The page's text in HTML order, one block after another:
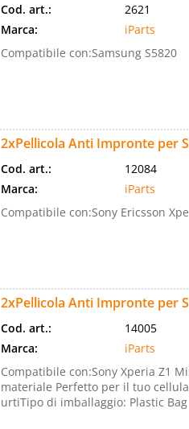
Cod. art.:
2621
Marca:
iParts
Compatibile con:Samsung S5820
2xPellicola Anti Impronte per
Cod. art.:
12084
Marca:
iParts
Compatibile con:Sony Ericsson
2xPellicola Anti Impronte per
Cod. art.:
14005
Marca:
iParts
Compatibile con:Sony Xperia Z1
materiale Perfetto per il tuo
urtiTipo di imballaggio: Plastic Bag